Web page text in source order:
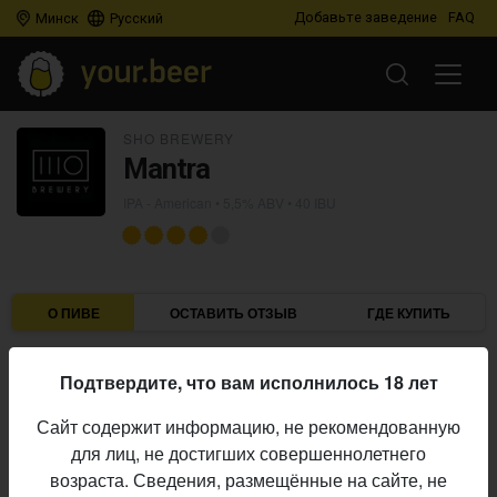
Минск Русский Добавьте заведение FAQ
Mantra
О ПИВЕ ОСТАВИТЬ ОТЗЫВ ГДЕ КУПИТЬ
Пивоварня:
Алкоголь:
5,5%
Горечь:
40 IBU
Начало
Подтвердите, что вам исполнилось 18 лет
Сайт содержит информацию, не рекомендованную
для лиц, не достигших совершеннолетнего
возраста. Сведения, размещённые на сайте, не